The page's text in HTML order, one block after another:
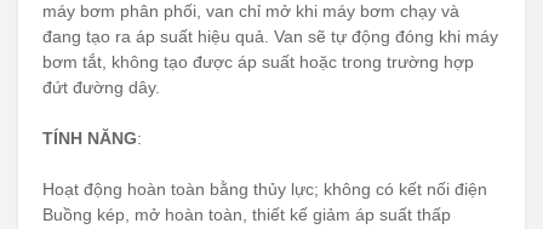
máy bơm phân phối, van chỉ mở khi máy bơm chạy và
đang tạo ra áp suất hiệu quả. Van sẽ tự động đóng khi máy
bơm tắt, không tạo được áp suất hoặc trong trường hợp
đứt đường dây.
TÍNH NĂNG:
Hoạt động hoàn toàn bằng thủy lực; không có kết nối điện
Buồng kép, mở hoàn toàn, thiết kế giảm áp suất thấp